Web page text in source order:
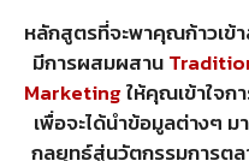
หลักสูตรที่จะพาคุณก้าวเข้
มีการผสมผสาน
Marketingให้คุณเข้าใจก
เพื่อจะได้นำข้อมูลต่างๆ
กลยุทธ์สู่นวัตกรรมการตล